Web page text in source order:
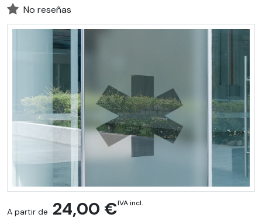
No reseñas
A partir de 24,00 €IVA incl.